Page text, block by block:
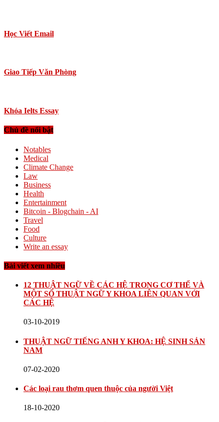
Học Viết Email
Giao Tiếp Văn Phòng
Khóa Ielts Essay
Chủ đề nổi bật
Notables
Medical
Climate Change
Law
Business
Health
Entertainment
Bitcoin - Blogchain - AI
Travel
Food
Culture
Write an essay
Bài viết xem nhiều
12 THUẬT NGỮ VỀ CÁC HỆ TRONG CƠ THỂ VÀ
MỘT SỐ THUẬT NGỮ Y KHOA LIÊN QUAN VỚI
CÁC HỆ
03-10-2019
THUẬT NGỮ TIẾNG ANH Y KHOA: HỆ SINH SẢN
NAM
07-02-2020
Các loại rau thơm quen thuộc của người Việt
18-10-2020